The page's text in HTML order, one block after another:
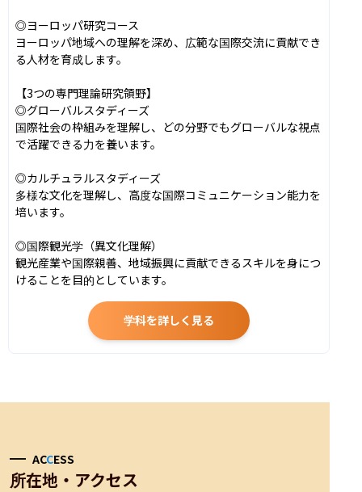
◎ヨーロッパ研究コース
ヨーロッパ地域への理解を深め、広範な国際交流に貢献でき
る人材を育成します。
【3つの専門理論研究領野】
◎グローバルスタディーズ
国際社会の枠組みを理解し、どの分野でもグローバルな視点
で活躍できる力を養います。
◎カルチュラルスタディーズ
多様な文化を理解し、高度な国際コミュニケーション能力を
培います。
◎国際観光学（異文化理解）
観光産業や国際親善、地域振興に貢献できるスキルを身につ
けることを目的としています。
学科を詳しく見る
ACCESS
所在地・アクセス